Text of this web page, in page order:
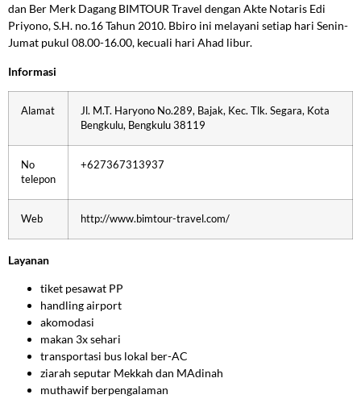
dan Ber Merk Dagang BIMTOUR Travel dengan Akte Notaris Edi
Priyono, S.H. no.16 Tahun 2010. Bbiro ini melayani setiap hari Senin-
Jumat pukul 08.00-16.00, kecuali hari Ahad libur.
Informasi
Alamat
Jl. M.T. Haryono No.289, Bajak, Kec. Tlk. Segara, Kota
Bengkulu, Bengkulu 38119
No
telepon
+627367313937
Web http://www.bimtour-travel.com/
Layanan
tiket pesawat PP
handling airport
akomodasi
makan 3x sehari
transportasi bus lokal ber-AC
ziarah seputar Mekkah dan MAdinah
muthawif berpengalaman